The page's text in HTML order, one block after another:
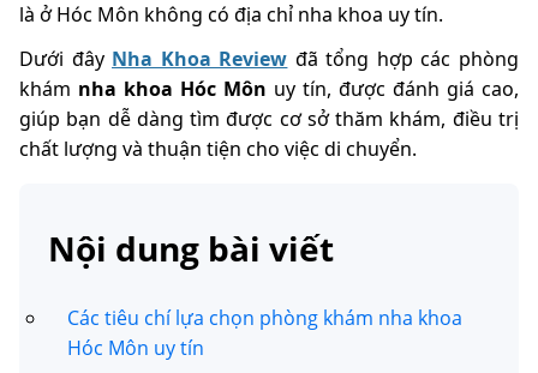
là ở Hóc Môn không có địa chỉ nha khoa uy tín.
Dưới đây Nha Khoa Review đã tổng hợp các phòng
khám nha khoa Hóc Môn uy tín, được đánh giá cao,
giúp bạn dễ dàng tìm được cơ sở thăm khám, điều trị
chất lượng và thuận tiện cho việc di chuyển.
Nội dung bài viết
Các tiêu chí lựa chọn phòng khám nha khoa
Hóc Môn uy tín